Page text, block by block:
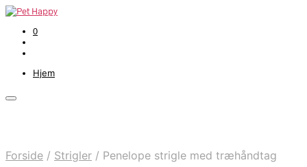
0
Hjem
Forside / Strigler / Penelope strigle med træhåndtag